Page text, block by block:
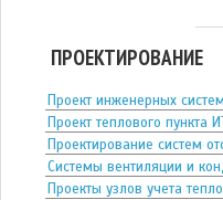
ПРОЕКТИРОВАНИЕ
Проект инженерных
Проект теплового пункта
Проектирование систем
Системы вентиляции и
Проекты узлов учета